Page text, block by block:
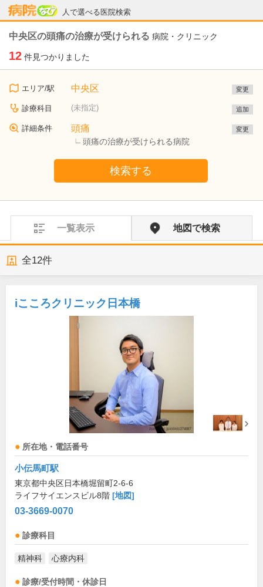
人で選べる医院検索
病院なび
中央区の頭痛の治療が受けられる 病院・クリニック
12 件見つかりました
エリア/駅 中央区 変更
診療科目 (未指定) 追加
詳細条件 頭痛
頭痛の治療が受けられる病院
変更
検索する
一覧表示 地図で検索
全12件
iこころクリニック日本橋
所在地・電話番号
小伝馬町駅
東京都中央区日本橋堀留町2-6-6
ライフサイエンスビル8階 [地図]
03-3669-0070
診療科目
精神科 心療内科
診療/受付時間・休診日